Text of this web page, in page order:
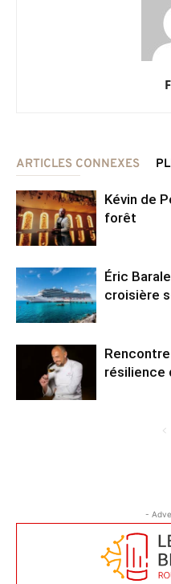
ARTICLES CONNEXES
Kévin de
forêt
Éric
croisière
résilience
-